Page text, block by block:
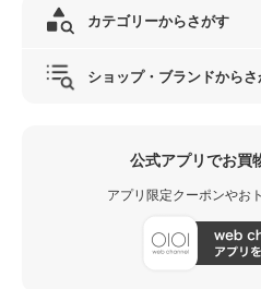
カテゴリーからさがす
ショップ・ブランドからさ
公式アプリでお買
アプリ限定クーポンやお